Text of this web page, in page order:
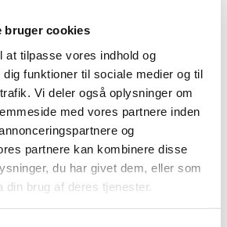
bruger cookies
at tilpasse vores indhold og
funktioner til sociale medier og til
Vi deler også oplysninger om
med vores partnere inden
og
partnere kan kombinere disse
du har givet dem, eller som
din brug af deres tjenester.
Brands:Specktrum
produkter